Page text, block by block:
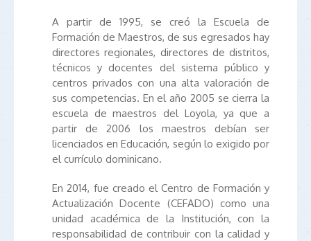
A partir de 1995, se creó la Escuela de
Formación de Maestros, de sus egresados hay
directores regionales, directores de distritos,
técnicos y docentes del sistema público y
centros privados con una alta valoración de
sus competencias. En el año 2005 se cierra la
escuela de maestros del Loyola, ya que a
partir de 2006 los maestros debían ser
licenciados en Educación, según lo exigido por
el currículo dominicano.
En 2014, fue creado el Centro de Formación y
Actualización Docente (CEFADO) como una
unidad académica de la Institución, con la
responsabilidad de contribuir con la calidad y